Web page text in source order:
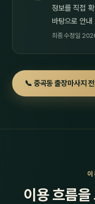
정보를 직접
바탕으로 안내
최종 수정일
📞 중곡동 출장마사
이용 흐름을